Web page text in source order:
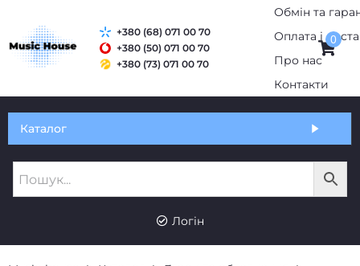
Обмін та гарантія
Про нас
+380 (50) 071 00 70
+380 (73) 071 00 70
0
RU
Логін
Music-house Каталог
Гітари та обладнання
Комбопідсилювачі